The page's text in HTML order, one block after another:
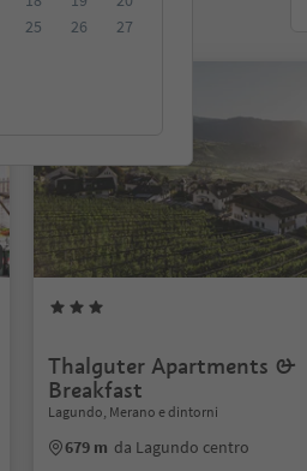
25 26
27
Thalguter Apartments &
Breakfast
Lagundo, Merano e dintorni
679 m da Lagundo centro